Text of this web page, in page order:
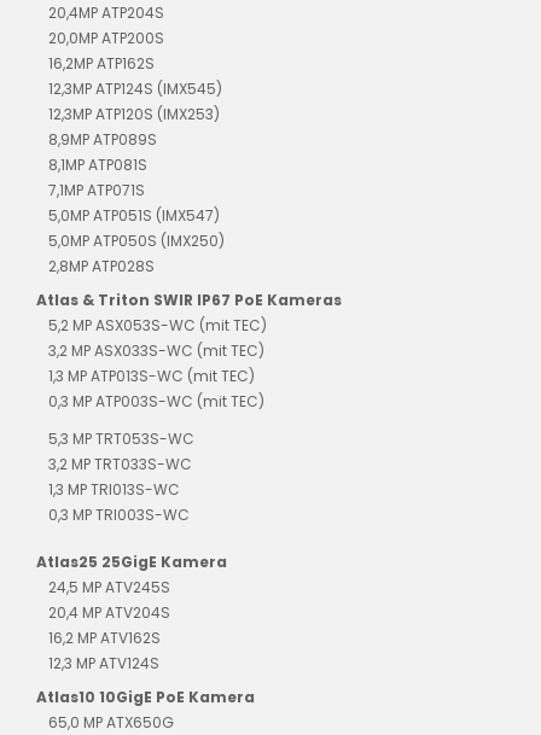
20,4MP ATP204S
20,0MP ATP200S
16,2MP ATP162S
12,3MP ATP124S (IMX545)
12,3MP ATP120S (IMX253)
8,9MP ATP089S
8,1MP ATP081S
7,1MP ATP071S
5,0MP ATP051S (IMX547)
5,0MP ATP050S (IMX250)
2,8MP ATP028S
Atlas & Triton SWIR IP67 PoE Kameras
5,2 MP ASX053S-WC (mit TEC)
3,2 MP ASX033S-WC (mit TEC)
1,3 MP ATP013S-WC (mit TEC)
0,3 MP ATP003S-WC (mit TEC)
5,3 MP TRT053S-WC
3,2 MP TRT033S-WC
1,3 MP TRI013S-WC
0,3 MP TRI003S-WC
Atlas25 25GigE Kamera
24,5 MP ATV245S
20,4 MP ATV204S
16,2 MP ATV162S
12,3 MP ATV124S
Atlas10 10GigE PoE Kamera
65,0 MP ATX650G